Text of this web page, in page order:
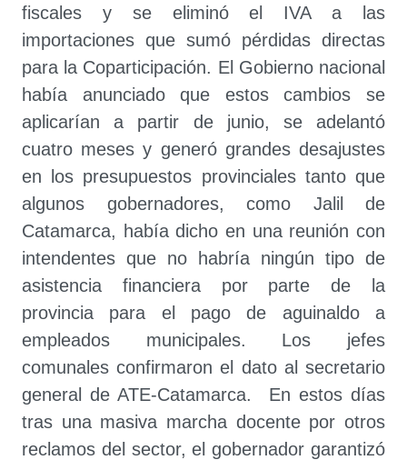
fiscales y se eliminó el IVA a las
importaciones que sumó pérdidas directas
para la Coparticipación. El Gobierno nacional
había anunciado que estos cambios se
aplicarían a partir de junio, se adelantó
cuatro meses y generó grandes desajustes
en los presupuestos provinciales tanto que
algunos gobernadores, como Jalil de
Catamarca, había dicho en una reunión con
intendentes que no habría ningún tipo de
asistencia financiera por parte de la
provincia para el pago de aguinaldo a
empleados municipales. Los jefes
comunales confirmaron el dato al secretario
general de ATE-Catamarca. En estos días
tras una masiva marcha docente por otros
reclamos del sector, el gobernador garantizó